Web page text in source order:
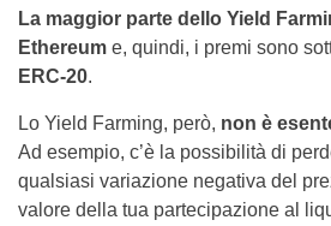
La maggior parte dello Yield
Ethereum e, quindi, i premi sono
ERC-20.
Lo Yield Farming, però, non è
Ad esempio, c’è la possibilità di
qualsiasi variazione negativa del
valore della tua partecipazione al